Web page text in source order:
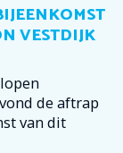
VESTDIJK
de aftrap
van dit